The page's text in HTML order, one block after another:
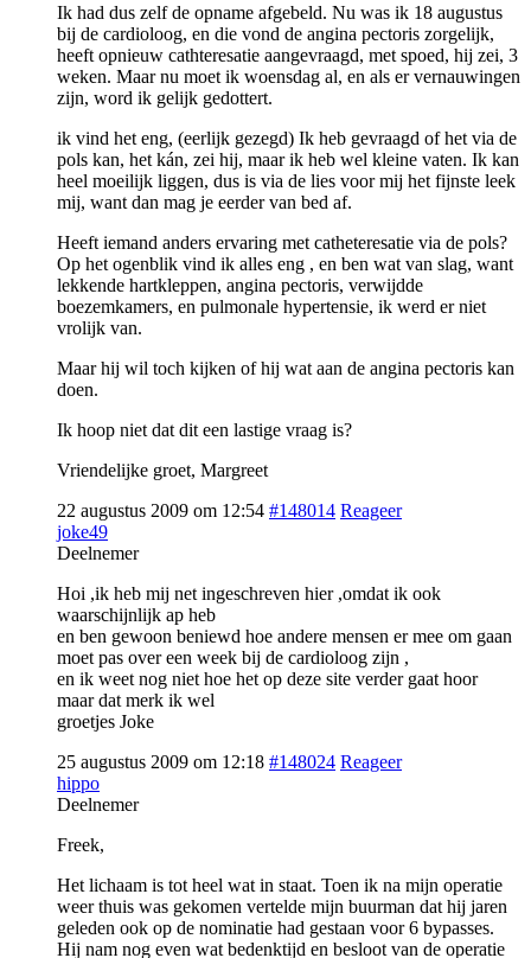
Ik had dus zelf de opname afgebeld. Nu was ik 18 augustus
bij de cardioloog, en die vond de angina pectoris zorgelijk,
heeft opnieuw cathteresatie aangevraagd, met spoed, hij zei, 3
weken. Maar nu moet ik woensdag al, en als er vernauwingen
zijn, word ik gelijk gedottert.
ik vind het eng, (eerlijk gezegd) Ik heb gevraagd of het via de
pols kan, het kán, zei hij, maar ik heb wel kleine vaten. Ik kan
heel moeilijk liggen, dus is via de lies voor mij het fijnste leek
mij, want dan mag je eerder van bed af.
Heeft iemand anders ervaring met catheteresatie via de pols?
Op het ogenblik vind ik alles eng , en ben wat van slag, want
lekkende hartkleppen, angina pectoris, verwijdde
boezemkamers, en pulmonale hypertensie, ik werd er niet
vrolijk van.
Maar hij wil toch kijken of hij wat aan de angina pectoris kan
doen.
Ik hoop niet dat dit een lastige vraag is?
Vriendelijke groet, Margreet
22 augustus 2009 om 12:54 #148014 Reageer
joke49
Deelnemer
Hoi ,ik heb mij net ingeschreven hier ,omdat ik ook
waarschijnlijk ap heb
en ben gewoon beniewd hoe andere mensen er mee om gaan
moet pas over een week bij de cardioloog zijn ,
en ik weet nog niet hoe het op deze site verder gaat hoor
maar dat merk ik wel
groetjes Joke
25 augustus 2009 om 12:18 #148024 Reageer
hippo
Deelnemer
Freek,
Het lichaam is tot heel wat in staat. Toen ik na mijn operatie
weer thuis was gekomen vertelde mijn buurman dat hij jaren
geleden ook op de nominatie had gestaan voor 6 bypasses.
Hij nam nog even wat bedenktijd en besloot van de operatie